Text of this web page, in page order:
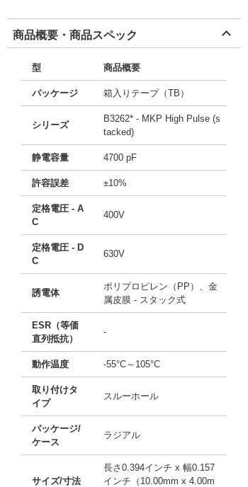
商品概要・商品スペック
型 商品概要
パッケージ 箱入りテープ（TB）
シリーズ
B3262* - MKP High Pulse (s
tacked)
静電容量 4700 pF
許容誤差 ±10%
定格電圧 - A
C
400V
定格電圧 - D
C
630V
誘電体
ポリプロピレン（PP）、金
属皮膜 - スタック式
ESR（等価
直列抵抗）
-
動作温度 -55°C～105°C
取り付けタ
イプ
スルーホール
パッケージ/
ケース
ラジアル
サイズ/寸法
長さ0.394インチ x 幅0.157
インチ（10.00mm x 4.00m